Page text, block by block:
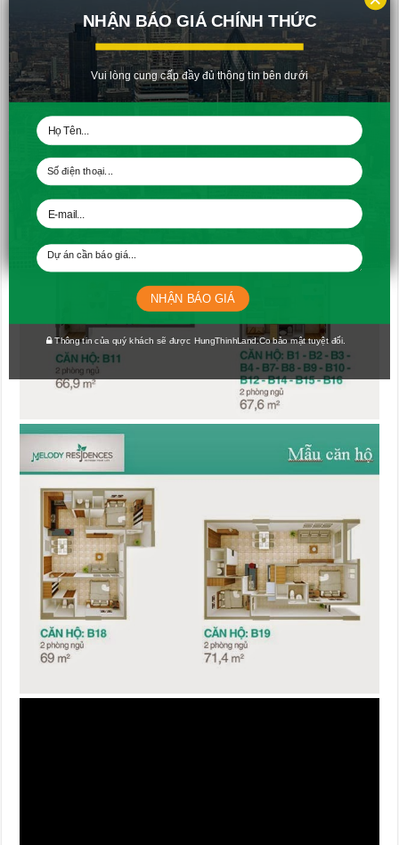
NHẬN BÁO GIÁ CHÍNH THỨC
Vui lòng cung cấp đầy đủ thông tin bên dưới
Thông tin của quý khách sẽ được HungThinhLand.Co bảo mật tuyệt đối.
NHẬN BÁO GIÁ